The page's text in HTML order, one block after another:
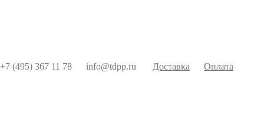
+7 (495) 367 11 78 info@tdpp.ru Доставка Оплата